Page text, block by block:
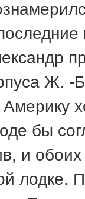
Ж.
бы
и
лодке.